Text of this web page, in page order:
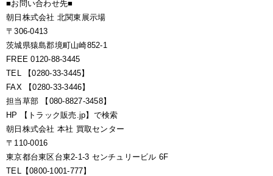
■お問い合わせ先■
朝日株式会社 北関東展示場
〒306-0413
茨城県猿島郡境町山崎852-1
FREE 0120-88-3445
TEL 【0280-33-3445】
FAX 【0280-33-3446】
担当草部 【080-8827-3458】
HP 【トラック販売.jp】で検索
朝日株式会社 本社 買取センター
〒110-0016
東京都台東区台東2-1-3 センチュリービル 6F
TEL【0800-1001-777】